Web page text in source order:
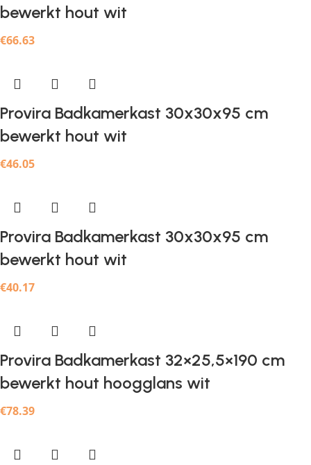
bewerkt hout wit
€66.63
Provira Badkamerkast 30x30x95 cm
bewerkt hout wit
€46.05
Provira Badkamerkast 30x30x95 cm
bewerkt hout wit
€40.17
Provira Badkamerkast 32×25,5×190 cm
bewerkt hout hoogglans wit
€78.39